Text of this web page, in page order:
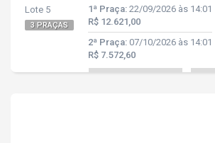
Lote 5
3 PRAÇAS
1ª Praça: 22/09/2026 às 14:01
R$ 12.621,00
2ª Praça: 07/10/2026 às 14:01
R$ 7.572,60